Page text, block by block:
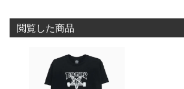
閲覧した商品